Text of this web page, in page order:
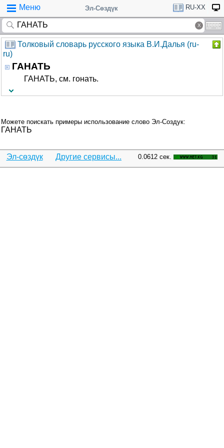
Меню Эл-Сөздүк RU-XX
Толковый словарь русского языка В.И.Далья (ru-
ru)
ГАНАТЬ
ГАНАТЬ, см. гонать.
Можете поискать примеры использование слово Эл-Создук:
ГАНАТЬ
Эл-сөздүк Другие сервисы... 0.0612 сек.